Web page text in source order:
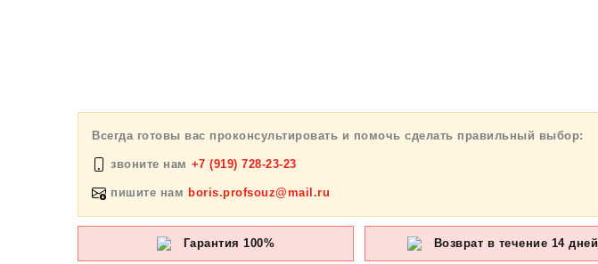
Всегда готовы вас проконсультировать и помочь сделать правильный выбор:
звоните нам +7 (919) 728-23-23
пишите нам boris.profsouz@mail.ru
Гарантия 100% Возврат в течение 14 дней